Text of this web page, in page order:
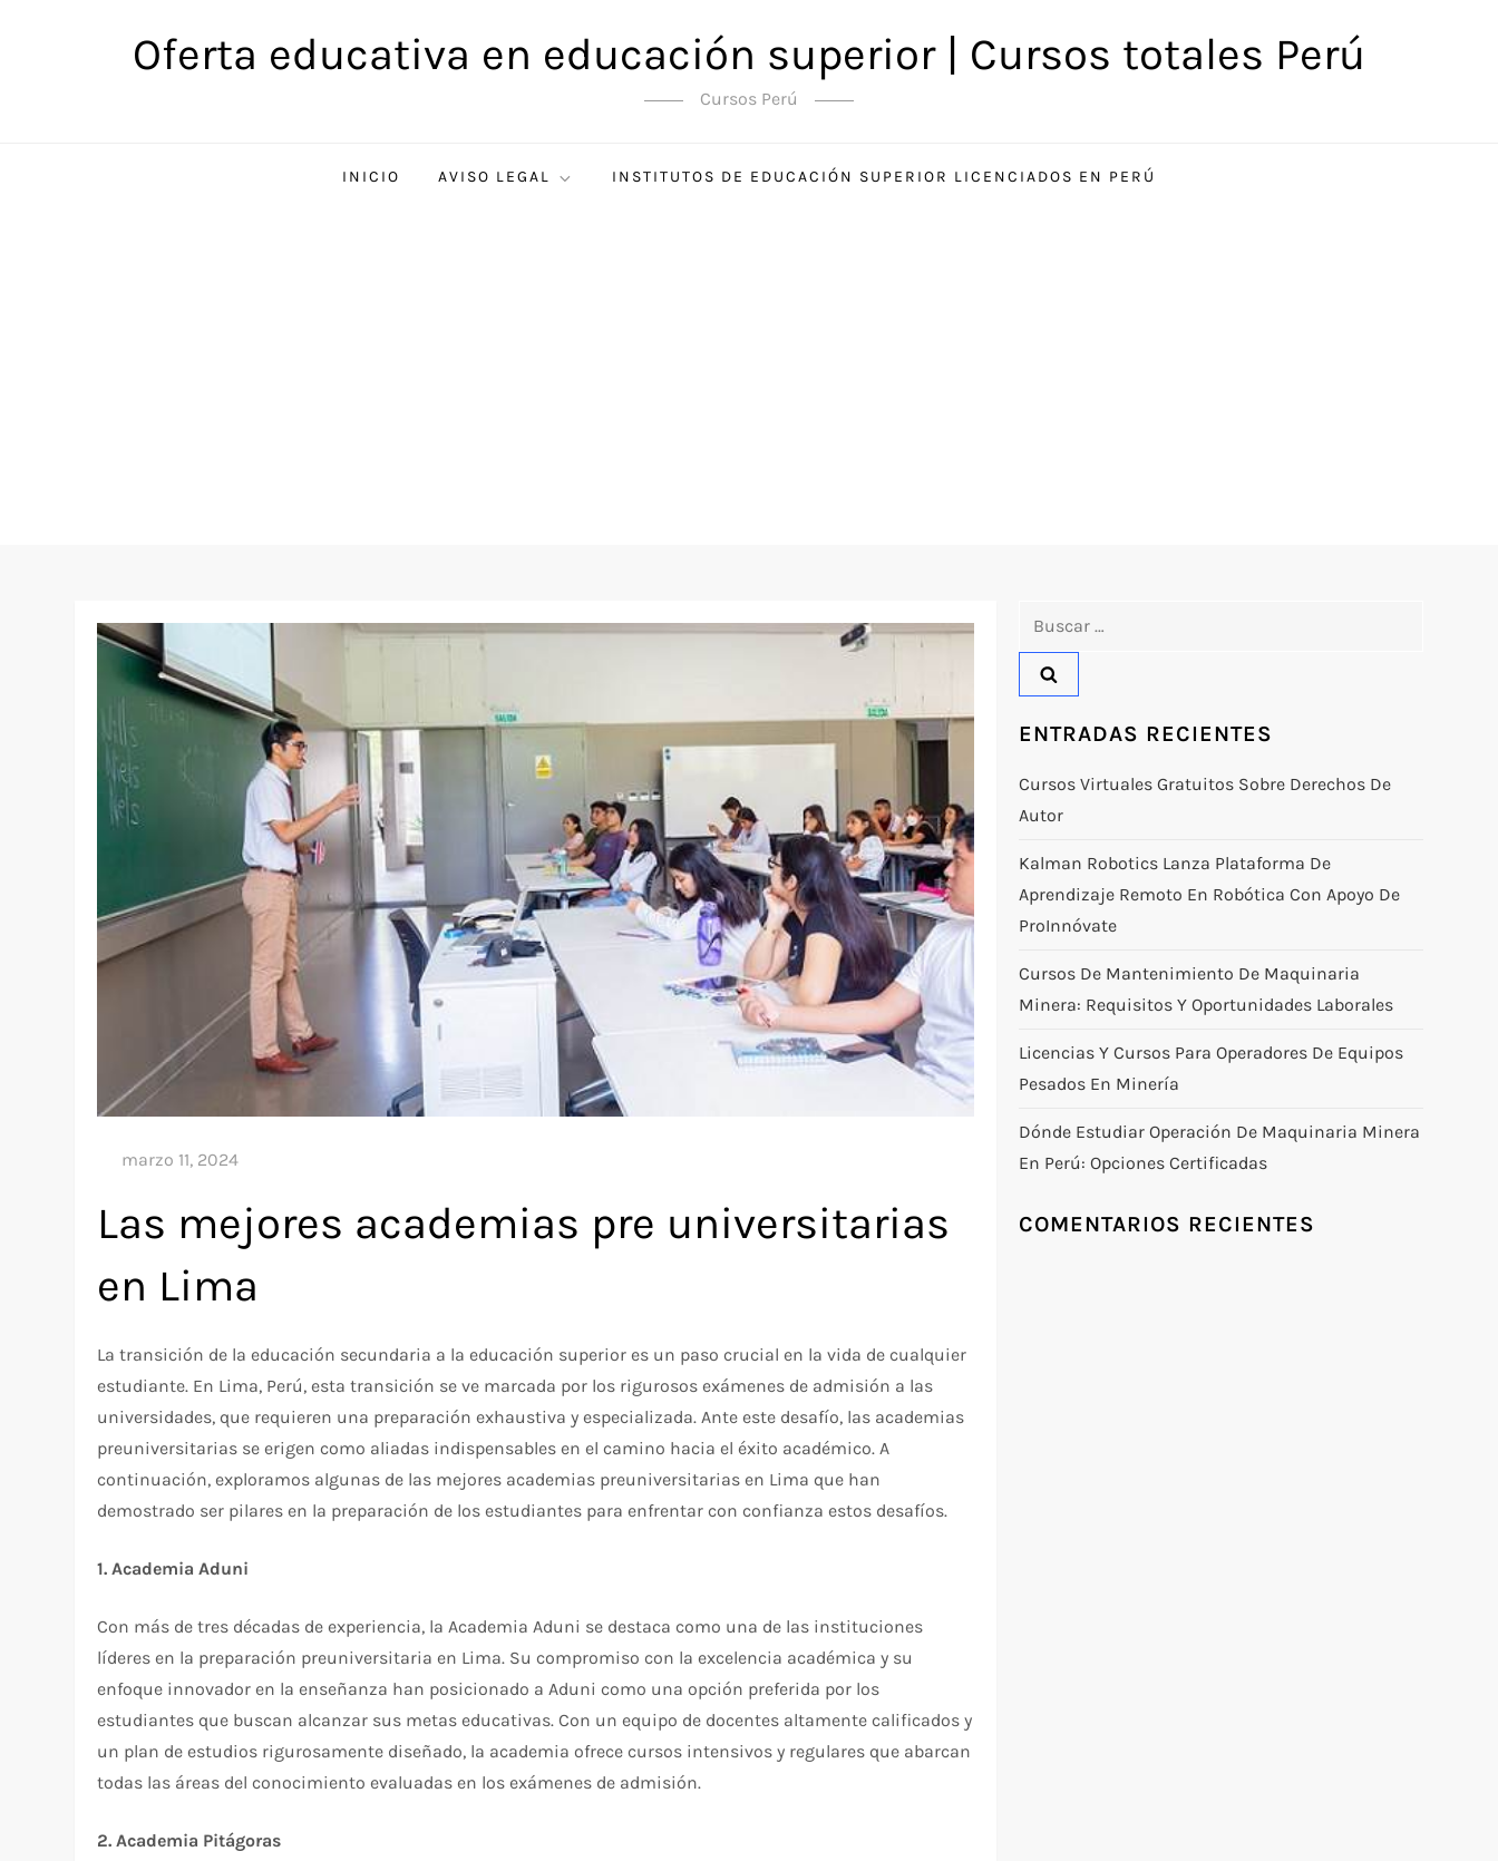
Oferta educativa en educación superior | Cursos totales Perú
Cursos Perú
INICIO AVISO LEGAL INSTITUTOS DE EDUCACIÓN SUPERIOR LICENCIADOS EN PERÚ
Las mejores academias pre universitarias
en Lima
La transición de la educación secundaria a la educación superior es un paso crucial en la vida de cualquier
estudiante. En Lima, Perú, esta transición se ve marcada por los rigurosos exámenes de admisión a las
universidades, que requieren una preparación exhaustiva y especializada. Ante este desafío, las academias
preuniversitarias se erigen como aliadas indispensables en el camino hacia el éxito académico. A
continuación, exploramos algunas de las mejores academias preuniversitarias en Lima que han
demostrado ser pilares en la preparación de los estudiantes para enfrentar con confianza estos desafíos.
1. Academia Aduni
Con más de tres décadas de experiencia, la Academia Aduni se destaca como una de las instituciones
líderes en la preparación preuniversitaria en Lima. Su compromiso con la excelencia académica y su
enfoque innovador en la enseñanza han posicionado a Aduni como una opción preferida por los
estudiantes que buscan alcanzar sus metas educativas. Con un equipo de docentes altamente calificados y
un plan de estudios rigurosamente diseñado, la academia ofrece cursos intensivos y regulares que abarcan
todas las áreas del conocimiento evaluadas en los exámenes de admisión.
2. Academia Pitágoras
ENTRADAS RECIENTES
Cursos Virtuales Gratuitos Sobre Derechos De
Autor
Kalman Robotics Lanza Plataforma De
Aprendizaje Remoto En Robótica Con Apoyo De
ProInnóvate
Cursos De Mantenimiento De Maquinaria
Minera: Requisitos Y Oportunidades Laborales
Licencias Y Cursos Para Operadores De Equipos
Pesados En Minería
Dónde Estudiar Operación De Maquinaria Minera
En Perú: Opciones Certificadas
COMENTARIOS RECIENTES